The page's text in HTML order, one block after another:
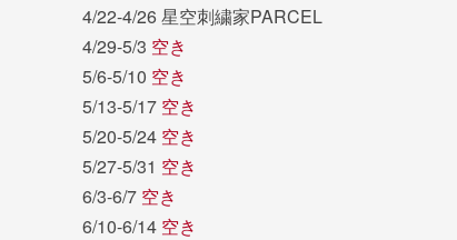
4/22-4/26 星空刺繍家PARCEL
4/29-5/3 空き
5/6-5/10 空き
5/13-5/17 空き
5/20-5/24 空き
5/27-5/31 空き
6/3-6/7 空き
6/10-6/14 空き